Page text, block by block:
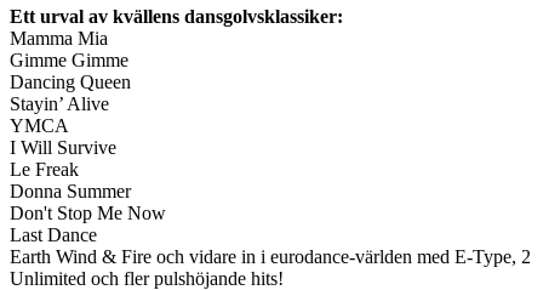
Ett urval av kvällens dansgolvsklassiker:
Mamma Mia
Gimme Gimme
Dancing Queen
Stayin’ Alive
YMCA
I Will Survive
Le Freak
Donna Summer
Don't Stop Me Now
Last Dance
Earth Wind & Fire och vidare in i eurodance-världen med E-Type, 2
Unlimited och fler pulshöjande hits!